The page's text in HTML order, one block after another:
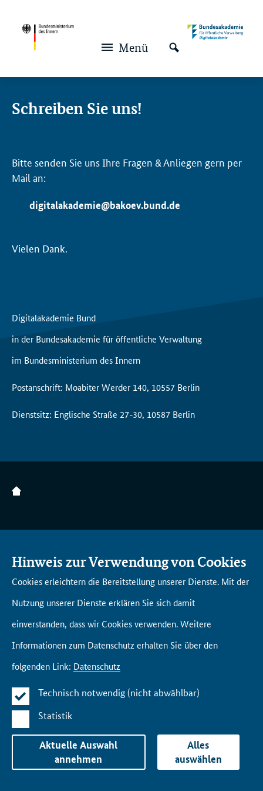
Menü
Schreiben Sie uns!
Bitte senden Sie uns Ihre Fragen & Anliegen gern per
Mail an:
digitalakademie@bakoev.bund.de
Vielen Dank.
Digitalakademie Bund
in der Bundesakademie für öffentliche Verwaltung
im Bundesministerium des Innern
Postanschrift: Moabiter Werder 140, 10557 Berlin
Dienstsitz: Englische Straße 27-30, 10587 Berlin
Will­kom­men in der Di­gi­tal­
aka­de­mie Bund
Un­se­re Netz­werk­part­ner
Lern­rei­sen
Lern­räu­me Eng­li­sche Stra­ße
Tool­box
Im­pres­s­um Da­ten­schutz Bar­rie­re­frei­heit
Ge­bär­den­spra­che Leich­te Spra­che
Hinweis zur Verwendung von Cookies
Cookies erleichtern die Bereitstellung unserer Dienste. Mit der
Nutzung unserer Dienste erklären Sie sich damit
einverstanden, dass wir Cookies verwenden. Weitere
Informationen zum Datenschutz erhalten Sie über den
folgenden Link: Datenschutz
Technisch notwendig (nicht abwählbar)
Statistik
Aktuelle Auswahl
annehmen
Alles
auswählen